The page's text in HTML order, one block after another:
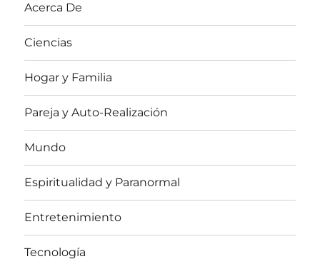
Acerca De
Ciencias
Hogar y Familia
Pareja y Auto-Realización
Mundo
Espiritualidad y Paranormal
Entretenimiento
Tecnología